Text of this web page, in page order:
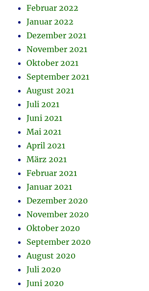
Februar 2022
Januar 2022
Dezember 2021
November 2021
Oktober 2021
September 2021
August 2021
Juli 2021
Juni 2021
Mai 2021
April 2021
März 2021
Februar 2021
Januar 2021
Dezember 2020
November 2020
Oktober 2020
September 2020
August 2020
Juli 2020
Juni 2020